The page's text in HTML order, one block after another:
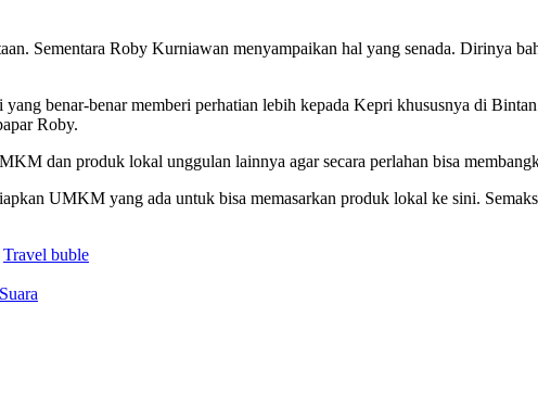
Sementara Roby Kurniawan menyampaikan hal yang senada. Dirinya
benar-benar memberi perhatian lebih kepada Kepri khususnya di
Roby.
dan produk lokal unggulan lainnya agar secara perlahan bisa
UMKM yang ada untuk bisa memasarkan produk lokal ke sini.
Travel buble